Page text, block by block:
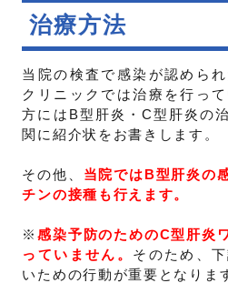
治療方法
当院の検査で感染が認めら
クリニックでは治療を行っ
方にはB型肝炎・C型肝炎の
関に紹介状をお書きします。
その他、 当院ではB型肝炎の
チンの接種も行えます。
※感染予防のためのC型肝炎
っていません。 そのため、
いための行動が重要となりま